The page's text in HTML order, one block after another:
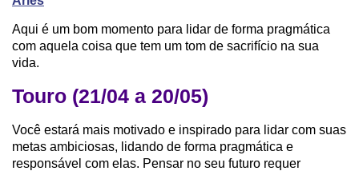
Aqui é um bom momento para lidar de forma pragmática
com aquela coisa que tem um tom de sacrifício na sua
vida.
Touro (21/04 a 20/05)
Você estará mais motivado e inspirado para lidar com suas
metas ambiciosas, lidando de forma pragmática e
responsável com elas. Pensar no seu futuro requer